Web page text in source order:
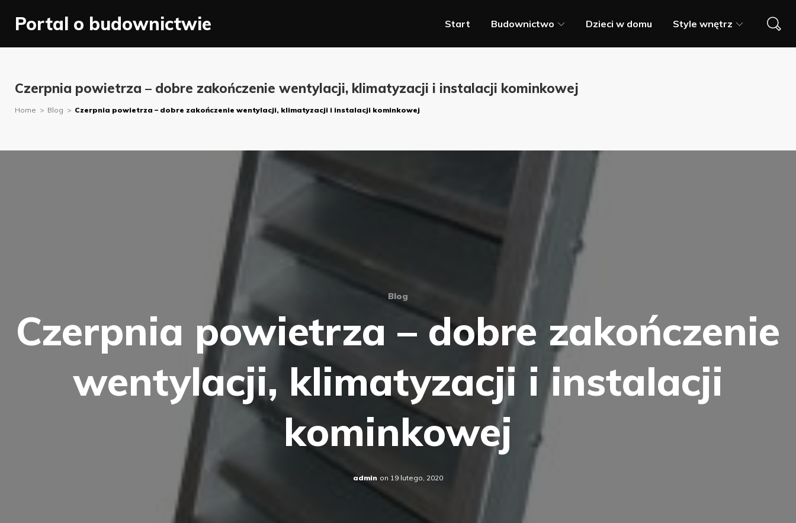
Portal o budownictwie Start Budownictwo Dzieci w domu Style wnętrz
Czerpnia powietrza – dobre zakończenie wentylacji, klimatyzacji i instalacji kominkowej
Home > Blog > Czerpnia powietrza – dobre zakończenie wentylacji, klimatyzacji i instalacji kominkowej
Blog
Czerpnia powietrza – dobre zakończenie
wentylacji, klimatyzacji i instalacji
kominkowej
admin on 19 lutego, 2020